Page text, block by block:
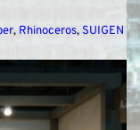
, Rhinoceros, SUIGEN